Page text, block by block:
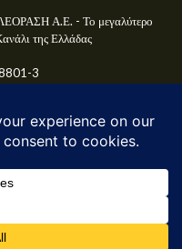
Α.Ε. - Το μεγαλύτερο
της Ελλάδας
3